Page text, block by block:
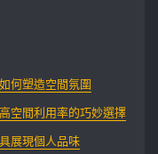
何塑造空間氛圍
空間利用率的巧妙選擇
展現個人品味